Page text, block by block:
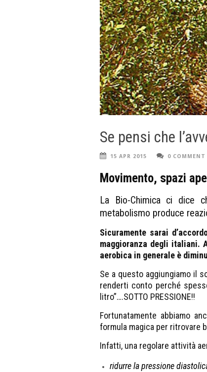
Se pensi che
15 APR 2015 0 COMMENT
Movimento, spazi
La Bio-Chimica ci dice
metabolismo produce
Sicuramente sarai
maggioranza degli italiani.
aerobica in generale è
Se a questo aggiungiamo il
renderti conto perché
litro”….SOTTO PRESSIONE!!
Fortunatamente abbiamo
formula magica per ritrovare
Infatti, una regolare attività
ridurre la pressione